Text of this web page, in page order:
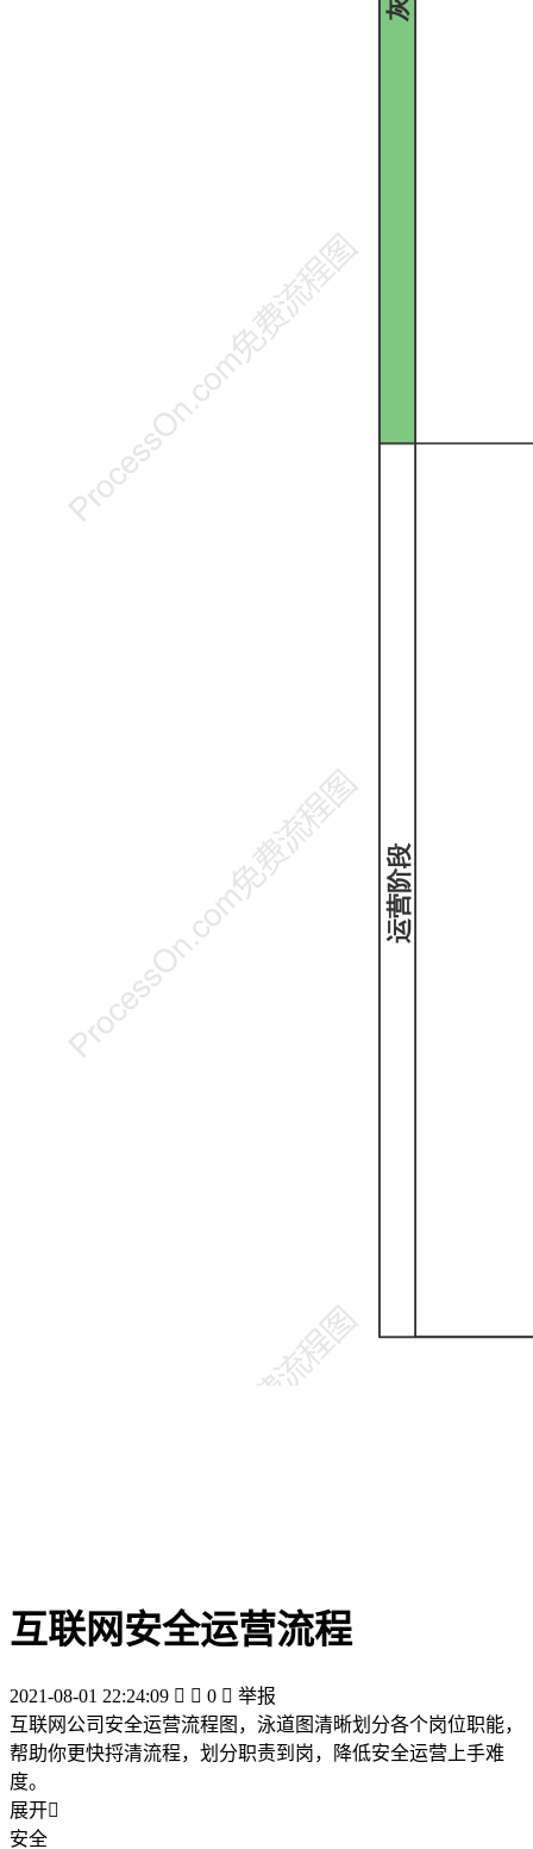
互联网安全运营流程
2021-08-01 22:24:09   0  举报
互联网公司安全运营流程图，泳道图清晰划分各个岗位职能，
帮助你更快捋清流程，划分职责到岗，降低安全运营上手难
度。
展开
安全